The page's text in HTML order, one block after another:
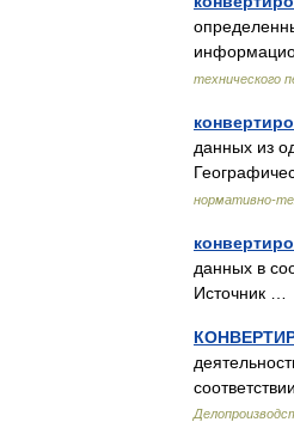
технического
данных из
нормативно-
данных в
Источник …